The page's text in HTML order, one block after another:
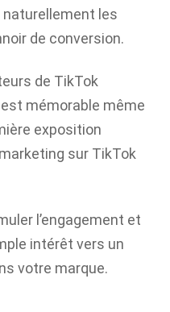
naturellement les
de conversion.
de TikTok
mémorable même
exposition
sur TikTok
l’engagement et
intérêt vers un
votre marque.